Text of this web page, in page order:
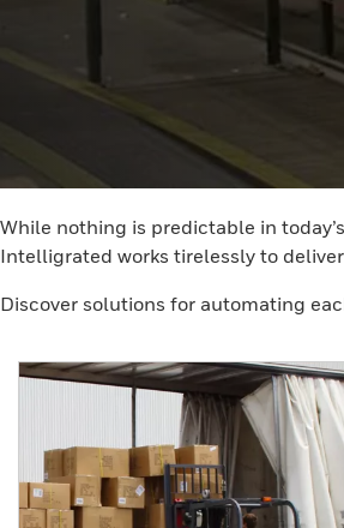
While nothing is predictable in
Intelligrated works tirelessly to
Discover solutions for automating